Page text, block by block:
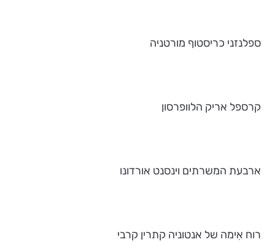
ספלנזני כריסטוף מורטניה
קרספל אריק הלוופרסון
ארבעת המשרתים וינסנט אורדונו
רוח אִימה של אנטוניה קתרין קרבי